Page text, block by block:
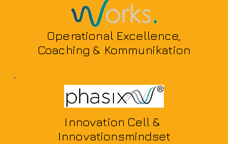
Operational Excellence,
Coaching & Kommunikation
Innovation Cell &
Innovationsmindset